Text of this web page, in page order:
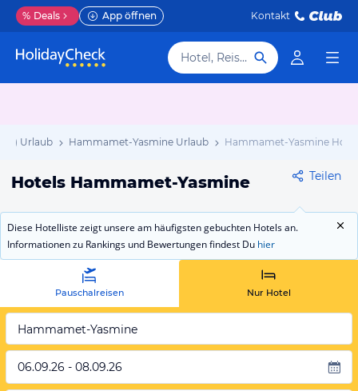
% Deals App öffnen Kontakt
Hotel, Reiseziel
Urlaub Hammamet-Yasmine Urlaub Hammamet-Yasmine
Hotels Hammamet-Yasmine Teilen
Diese Hotelliste zeigt unsere am häufigsten gebuchten Hotels an.
Informationen zu Rankings und Bewertungen findest Du hier
Pauschalreisen Nur Hotel
Hammamet-Yasmine
06.09.26 - 08.09.26